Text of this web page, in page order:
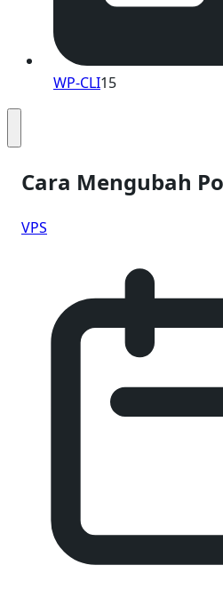
WP-CLI15
Cara Mengubah
VPS